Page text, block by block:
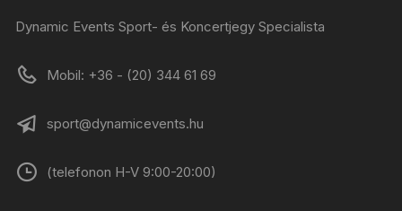
Dynamic Events Sport- és Koncertjegy Specialista
Mobil: +36 - (20) 344 61 69
sport@dynamicevents.hu
(telefonon H-V 9:00-20:00)